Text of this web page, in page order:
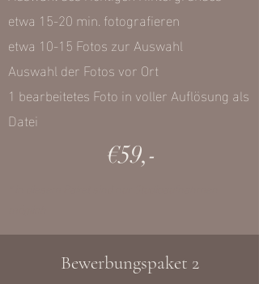
etwa 15-20 min. fotografieren
etwa 10-15 Fotos zur Auswahl
Auswahl der Fotos vor Ort
1 bearbeitetes Foto in voller Auflösung als
Datei
€59,-
Bewerbungspaket 2